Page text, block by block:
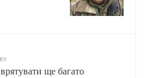
ще багато